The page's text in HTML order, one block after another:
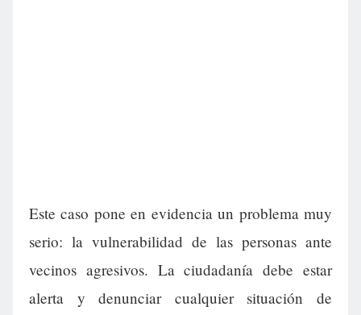
Este caso pone en evidencia un problema muy
serio: la vulnerabilidad de las personas ante
vecinos agresivos. La ciudadanía debe estar
alerta y denunciar cualquier situación de